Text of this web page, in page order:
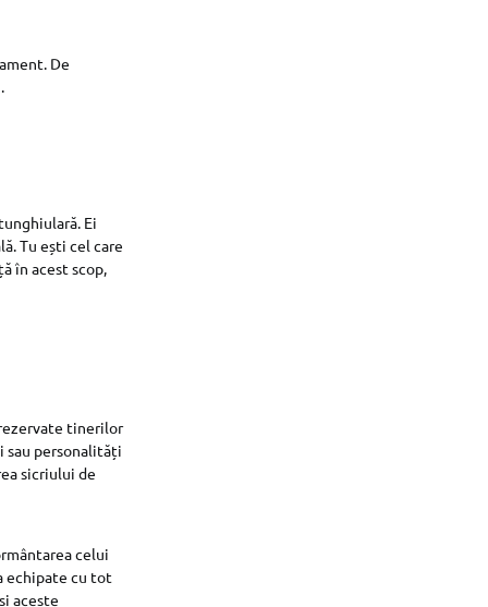
De
Ei
Tu ești cel care
în acest scop,
tinerilor
sau personalități
sicriului de
celui
echipate cu tot
aceste